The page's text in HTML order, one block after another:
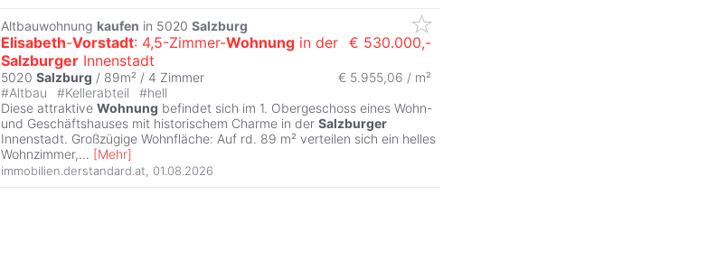
Altbauwohnung kaufen in 5020 Salzburg
Elisabeth-Vorstadt: 4,5-Zimmer-Wohnung in der
Salzburger Innenstadt
€ 530.000,-
5020 Salzburg / 89m² / 4 Zimmer
€ 5.955,06 / m²
#Altbau #Kellerabteil #hell
Diese attraktive Wohnung befindet sich im 1. Obergeschoss eines Wohn-
und Geschäftshauses mit historischem Charme in der Salzburger
Innenstadt. Großzügige Wohnfläche: Auf rd. 89 m² verteilen sich ein helles
Wohnzimmer,... [Mehr]
immobilien.derstandard.at, 01.08.2026